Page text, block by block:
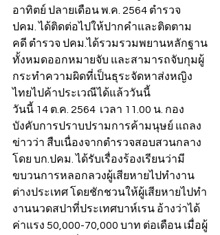
อาทิตย์ ปลายเดือน พ.ค. 2564 ตำรวจ
ปคม. ได้ติดต่อไปให้ปากคำและติดตาม
คดี ตำรวจ ปคม.ได้รวมรวมพยานหลักฐาน
ทั้งหมดออกหมายจับ และสามารถจับกุมผู้
กระทำความผิดที่เป็นธุระจัดหาส่งหญิง
ไทยไปค้าประเวณีได้แล้ววันนี้
วันนี้ 14 ต.ค. 2564  เวลา 11.00 น. กอง
บังคับการปราบปรามการค้ามนุษย์ แถลง
ข่าวว่า สืบเนื่องจากตำรวจสอบสวนกลาง
โดย บก.ปคม. ได้รับเรื่องร้องเรียนว่ามี
ขบวนการหลอกลวงผู้เสียหายไปทำงาน
ต่างประเทศ โดยชักชวนให้ผู้เสียหายไปทำ
งานนวดสปาที่ประเทศบาห์เรน อ้างว่าได้
ค่าแรง 50,000-70,000 บาท ต่อเดือน เมื่อผู้